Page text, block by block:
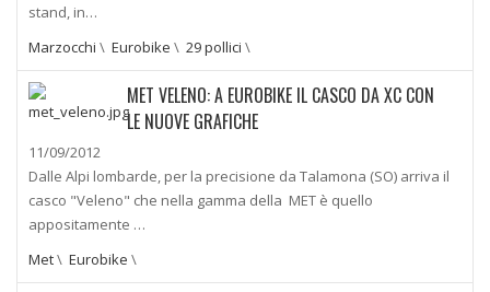
stand, in…
Marzocchi \ Eurobike \ 29 pollici \
MET VELENO: A EUROBIKE IL CASCO DA XC CON
LE NUOVE GRAFICHE
11/09/2012
Dalle Alpi lombarde, per la precisione da Talamona (SO) arriva il
casco "Veleno" che nella gamma della MET è quello
appositamente …
Met\ Eurobike \